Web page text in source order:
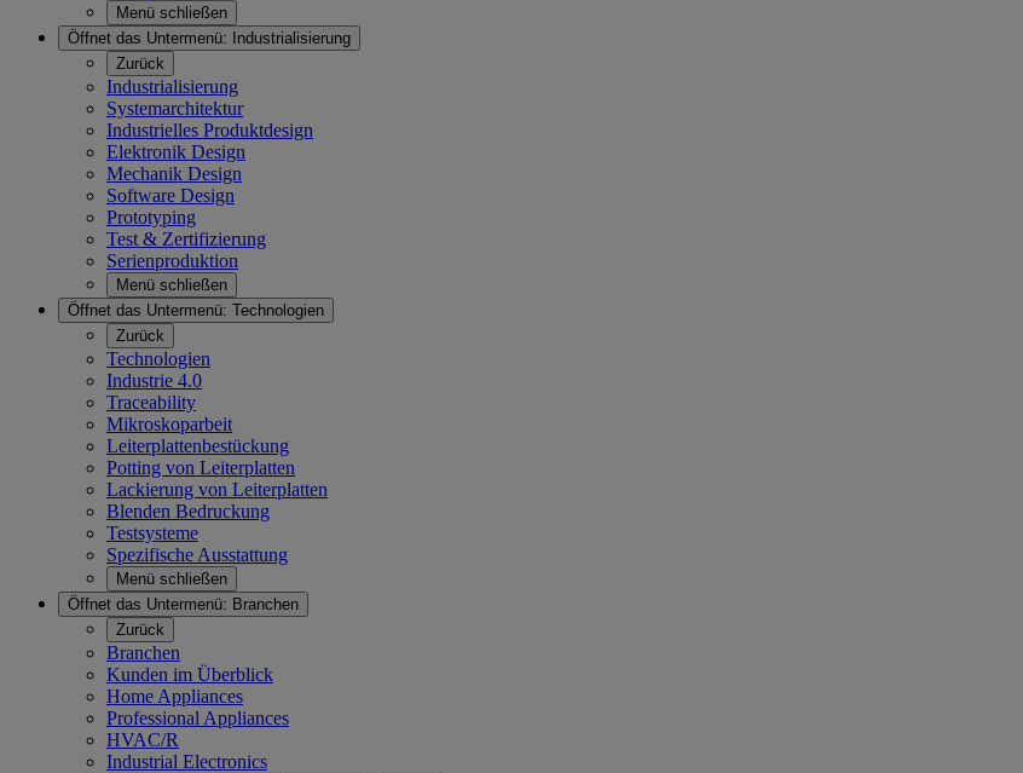
Menü schließen
Öffnet das Untermenü:
Industrialisierung
Zurück
Industrialisierung
Systemarchitektur
Industrielles Produktdesign
Elektronik Design
Mechanik Design
Software Design
Prototyping
Test & Zertifizierung
Serienproduktion
Menü schließen
Öffnet das Untermenü: Technologien
Zurück
Technologien
Industrie 4.0
Traceability
Mikroskoparbeit
Leiterplattenbestückung
Potting von Leiterplatten
Lackierung von Leiterplatten
Blenden Bedruckung
Testsysteme
Spezifische Ausstattung
Menü schließen
Öffnet das Untermenü: Branchen
Zurück
Branchen
Kunden im Überblick
Home Appliances
Professional Appliances
HVAC/R
Industrial Electronics